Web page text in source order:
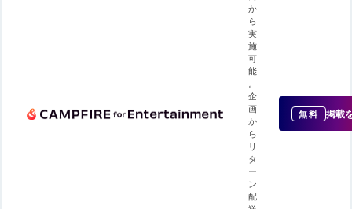
か
ら
実
施
可
能
。
企
画
か
ら
リ
タ
ー
ン
配
無料 掲載